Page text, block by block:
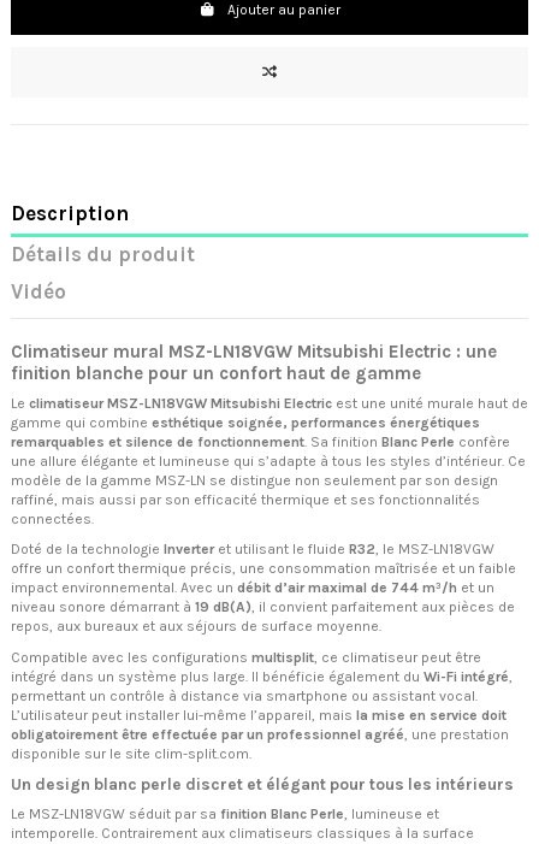
Ajouter au panier
Description
Détails du produit
Vidéo
Climatiseur mural MSZ-LN18VGW Mitsubishi Electric : une
finition blanche pour un confort haut de gamme
Le climatiseur MSZ-LN18VGW Mitsubishi Electric est une unité murale haut de
gamme qui combine esthétique soignée, performances énergétiques
remarquables et silence de fonctionnement . Sa finition Blanc Perle confère
une allure élégante et lumineuse qui s’adapte à tous les styles d’intérieur. Ce
modèle de la gamme MSZ-LN se distingue non seulement par son design
raffiné, mais aussi par son efficacité thermique et ses fonctionnalités
connectées.
Doté de la technologie Inverteret utilisant le fluide R32, le MSZ-LN18VGW
offre un confort thermique précis, une consommation maîtrisée et un faible
impact environnemental. Avec un débit d’air maximal de 744 m³/h et un
niveau sonore démarrant à 19 dB(A), il convient parfaitement aux pièces de
repos, aux bureaux et aux séjours de surface moyenne.
Compatible avec les configurations multisplit, ce climatiseur peut être
intégré dans un système plus large. Il bénéficie également du Wi-Fi intégré,
permettant un contrôle à distance via smartphone ou assistant vocal.
L’utilisateur peut installer lui-même l’appareil, mais la mise en service doit
obligatoirement être effectuée par un professionnel agréé, une prestation
disponible sur le site clim-split.com.
Un design blanc perle discret et élégant pour tous les intérieurs
Le MSZ-LN18VGW séduit par sa finition Blanc Perle , lumineuse et
intemporelle. Contrairement aux climatiseurs classiques à la surface